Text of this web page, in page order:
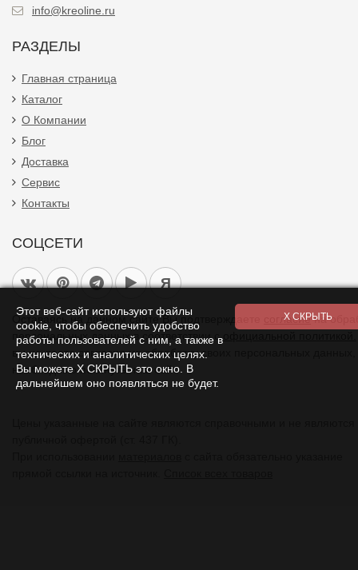
info@kreoline.ru
РАЗДЕЛЫ
Главная страница
Каталог
О Компании
Блог
Доставка
Сервис
Контакты
СОЦСЕТИ
Я
Оставаясь на данном сайте Вы подтверждаете согласиена
персональных данных в соответствии с
вы не даете согласия на обработку своих персональных
необходимо покинуть наш сайт.
Этот веб-сайт используют файлы
cookie, чтобы обеспечить удобство
работы пользователей с ним, а также в
технических и аналитических целях.
Вы можете Х СКРЫТЬ это окно. В
дальнейшем оно появляться не будет.